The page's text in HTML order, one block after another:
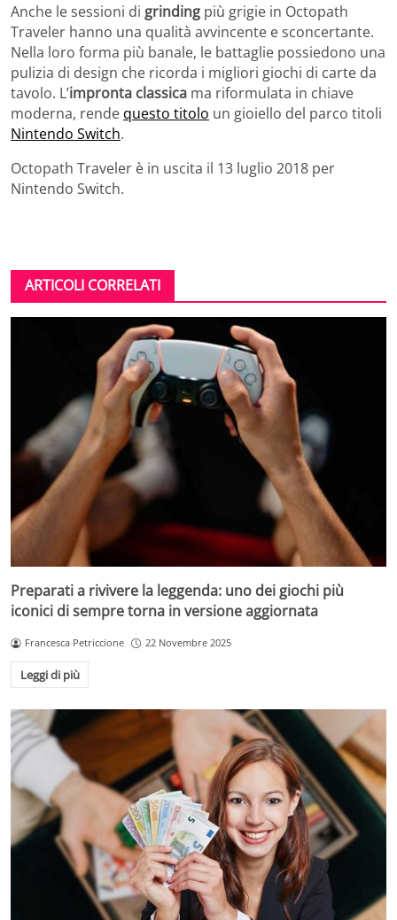
Anche le sessioni di grinding più grigie in Octopath
Traveler hanno una qualità avvincente e sconcertante.
Nella loro forma più banale, le battaglie possiedono una
pulizia di design che ricorda i migliori giochi di carte da
tavolo. L’impronta classica ma riformulata in chiave
moderna, rende questo titolo un gioiello del parco titoli
Nintendo Switch.
Octopath Traveler è in uscita il 13 luglio 2018 per
Nintendo Switch.
ARTICOLI CORRELATI
Preparati a rivivere la leggenda: uno dei giochi più
iconici di sempre torna in versione aggiornata
Francesca Petriccione 22 Novembre 2025
Leggi di più